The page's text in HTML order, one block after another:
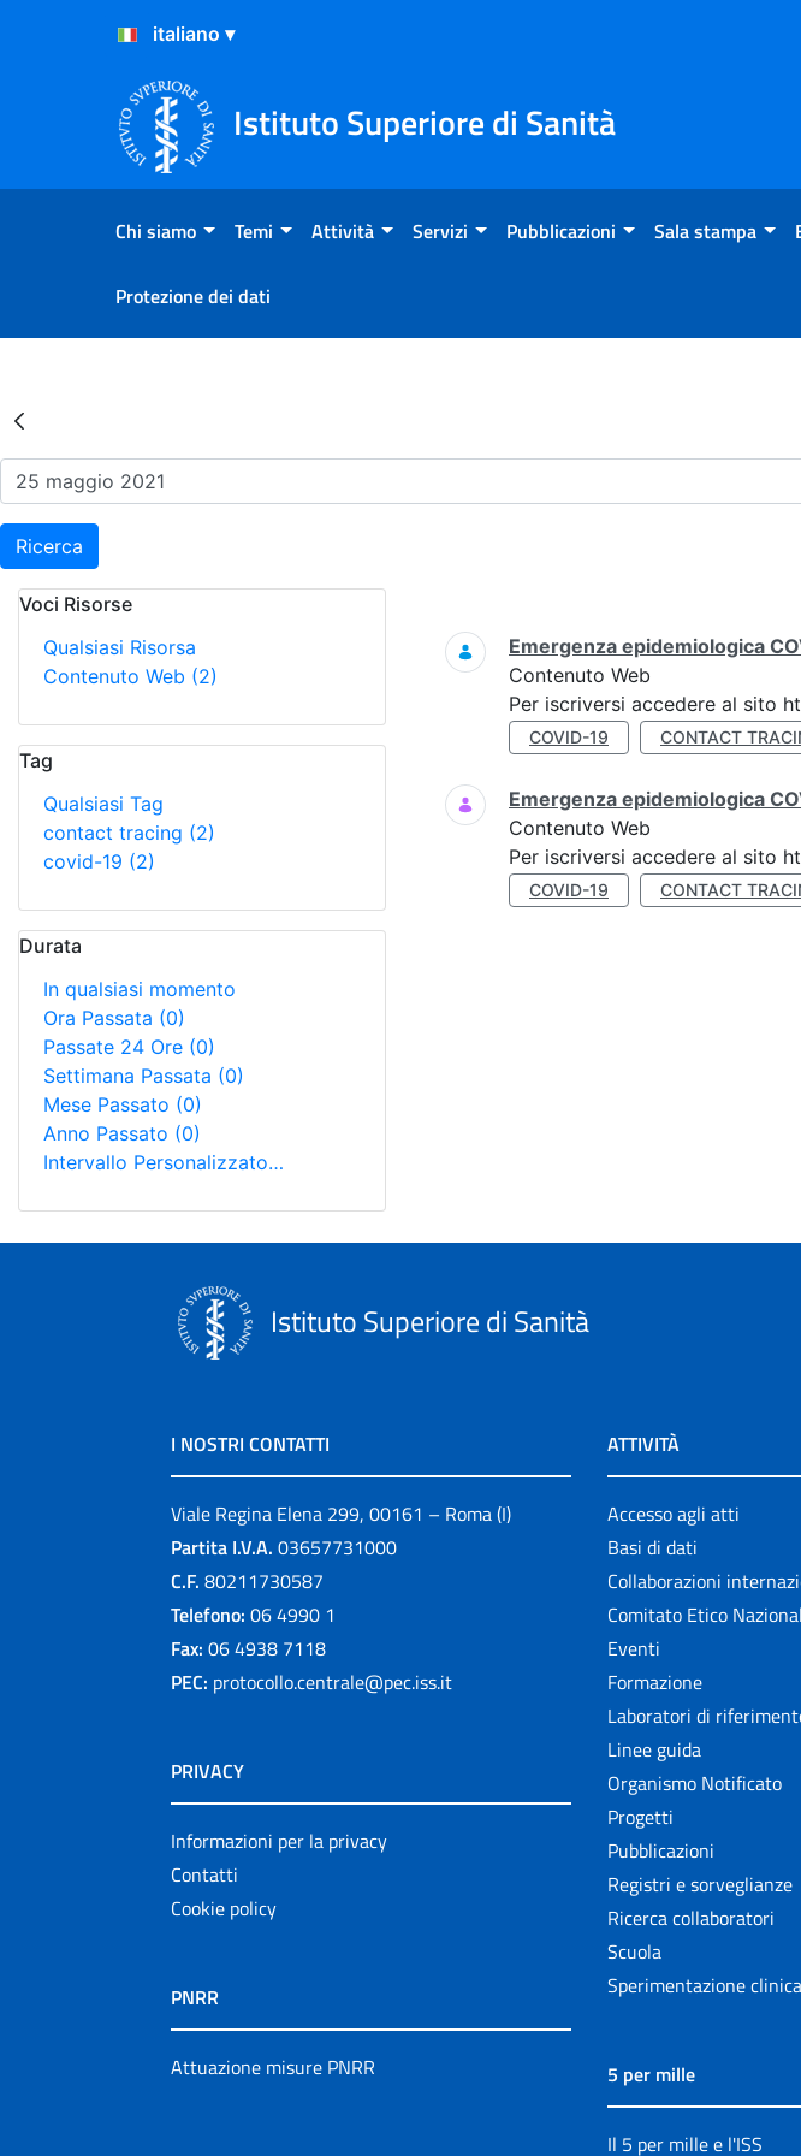
Salta al Contenuto
Salta al Footer
Istituto Superiore di Sanità
Chi siamo Temi Attività Servizi Pubblicazioni Sala stampa
Protezione dei dati
Risultati della Ricerca - Eventi
Ricerca
Voci Risorse
Qualsiasi Risorsa
Contenuto Web (2)
Tag
Qualsiasi Tag
contact tracing (2)
covid-19 (2)
Durata
In qualsiasi momento
Ora Passata (0)
Passate 24 Ore (0)
Settimana Passata (0)
Mese Passato (0)
Anno Passato (0)
Intervallo Personalizzato…
Ricerca
Emergenza epidemiologica
Contenuto Web
Per iscriversi accedere al sito
COVID-19 CONTACT
Emergenza epidemiologica
Contenuto Web
Per iscriversi accedere al sito
COVID-19 CONTACT
Istituto Superiore di Sanità
I NOSTRI CONTATTI
Viale Regina Elena 299, 00161 – Roma (I)
Partita I.V.A. 03657731000
C.F. 80211730587
Telefono: 06 4990 1
Fax: 06 4938 7118
PEC: protocollo.centrale@pec.iss.it
PRIVACY
Informazioni per la privacy
Contatti
Cookie policy
PNRR
Attuazione misure PNRR
ATTIVITÀ
Accesso agli atti
Basi di dati
Collaborazioni
Comitato Etico
Eventi
Formazione
Laboratori di
Linee guida
Organismo Notificato
Progetti
Pubblicazioni
Registri e sorveglianze
Ricerca collaboratori
Scuola
Sperimentazione
5 per mille
Il 5 per mille e l'ISS